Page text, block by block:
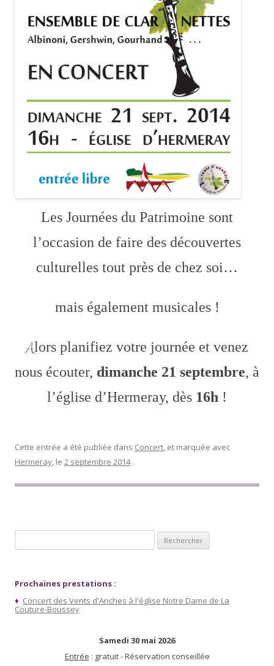
Les Journées du Patrimoine sont
l’occasion de faire des découvertes
culturelles tout près de chez soi…
mais également musicales !
Alors planifiez votre journée et venez
nous écouter, dimanche 21 septembre, à
l’église d’Hermeray, dès 16h !
Cette entrée a été publiée dans Concert, et marquée avec
Hermeray, le 2 septembre 2014 .
Prochaines prestations :
♦ Concert des Vents d'Anches à l'église Notre Dame de La
Couture-Boussey
Samedi 30 mai 2026
Entrée : gratuit - Réservation conseillée